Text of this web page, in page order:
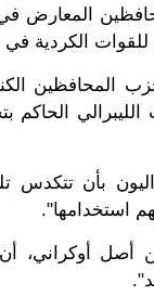
المعارض في
للقوات الكردية
المحافظين
الحاكم
بأن تتكدس
استخدامها".
أوكراني، أن